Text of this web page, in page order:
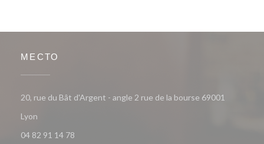
МЕСТО
20, rue du Bât d'Argent - angle 2 rue de la bourse 69001
Lyon
04 82 91 14 78